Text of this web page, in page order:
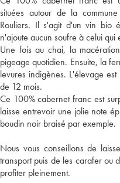
situées autour de la
Rouliers. Il s'agit d'un vin bio
n'ajoute aucun soufre à celui
Une fois au chai, la
pigeage quotidien. Ensuite, la
levures indigènes. L'élevage
de 12 mois.
Ce 100% cabernet franc est
laisse entrevoir une jolie note
boudin noir braisé par exemple.
Nous vous conseillons de
transport puis de les carafer ou
profiter pleinement.